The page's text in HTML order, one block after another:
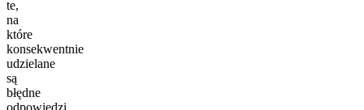
te,
na
które
konsekwentnie
udzielane
są
błędne
odpowiedzi